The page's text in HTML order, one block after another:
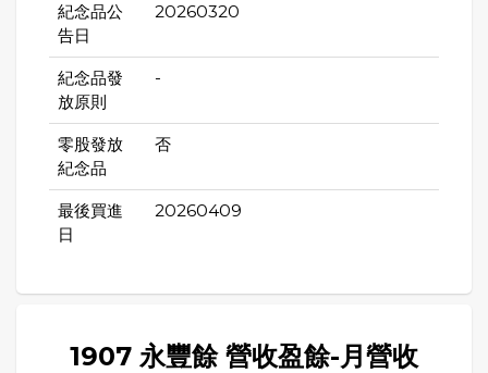
紀念品公
告日
20260320
紀念品發
放原則
-
零股發放
紀念品
否
最後買進
日
20260409
1907 永豐餘 營收盈餘-月營收